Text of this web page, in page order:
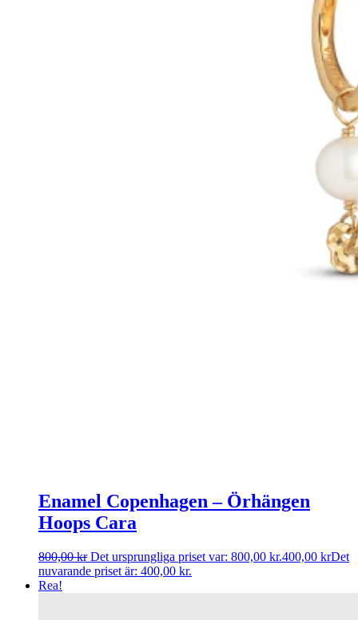
Enamel Copenhagen – Örhängen
Hoops Cara
800,00kr Det ursprungliga priset var: 800,00 kr.400,00 krDet
nuvarande priset är: 400,00 kr.
Rea!